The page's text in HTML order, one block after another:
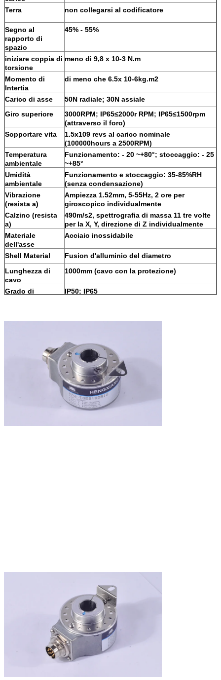
Terra
non collegarsi al codificatore
Segno al
rapporto di
spazio
45% - 55%
iniziare coppia di
torsione
meno di 9,8 x 10-3 N.m
Momento di
Intertia
di meno che 6.5x 10-6kg.m2
Carico di asse
50N radiale; 30N assiale
Giro superiore
3000RPM; IP65≤2000r RPM; IP65≤1500rpm
(attraverso il foro)
Sopportare vita
1.5x109 revs al carico nominale
(100000hours a 2500RPM)
Temperatura
ambientale
Funzionamento: - 20 ~+80°; stoccaggio: - 25
~+85°
Umidità
ambientale
Funzionamento e stoccaggio: 35-85%RH
(senza condensazione)
Vibrazione
(resista a)
Ampiezza 1.52mm, 5-55Hz, 2 ore per
giroscopico individualmente
Calzino (resista
a)
490m/s2, spettrografia di massa 11 tre volte
per la X, Y, direzione di Z individualmente
Materiale
dell'asse
Acciaio inossidabile
Shell Material
Fusion d'alluminio del diametro
Lunghezza di
cavo
1000mm (cavo con la protezione)
Grado di
IP50; IP65
cavo
aggiungersi giustamente vicino
pagamento)
Certificazione
CE
Contenitore di cartone
Circa 310g (con il pacchetto)